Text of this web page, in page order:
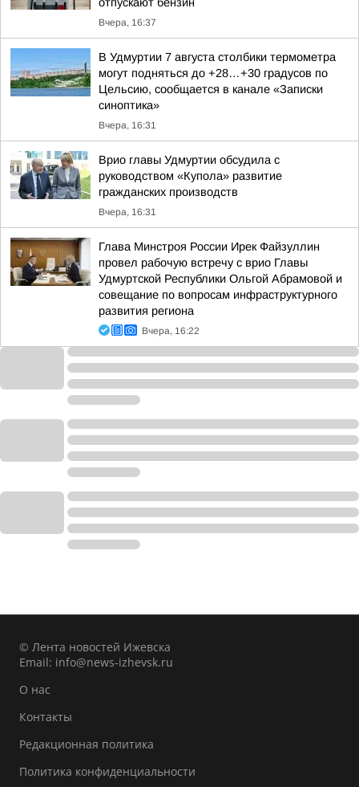
Вчера, 16:37
В Удмуртии 7 августа столбики термометра
могут подняться до +28…+30 градусов по
Цельсию, сообщается в канале «Записки
синоптика»
Вчера, 16:31
Врио главы Удмуртии обсудила с
руководством «Купола» развитие
гражданских производств
Вчера, 16:31
Глава Минстроя России Ирек Файзуллин
провел рабочую встречу с врио Главы
Удмуртской Республики Ольгой Абрамовой и
совещание по вопросам инфраструктурного
развития региона
Вчера, 16:22
© Лента новостей Ижевска
Email: info@news-izhevsk.ru
О нас
Контакты
Редакционная политика
Политика конфиденциальности